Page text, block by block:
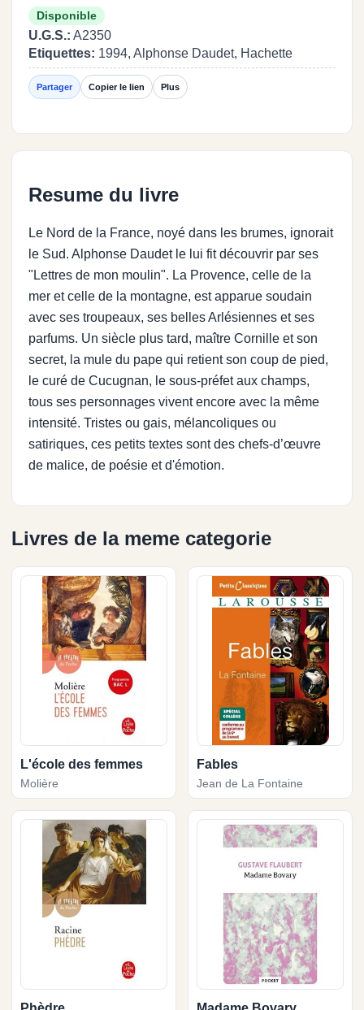
Disponible
U.G.S.: A2350
Etiquettes: 1994, Alphonse Daudet, Hachette
Partager Copier le lien Plus
Resume du livre
Le Nord de la France, noyé dans les brumes, ignorait
le Sud. Alphonse Daudet le lui fit découvrir par ses
"Lettres de mon moulin". La Provence, celle de la
mer et celle de la montagne, est apparue soudain
avec ses troupeaux, ses belles Arlésiennes et ses
parfums. Un siècle plus tard, maître Cornille et son
secret, la mule du pape qui retient son coup de pied,
le curé de Cucugnan, le sous-préfet aux champs,
tous ses personnages vivent encore avec la même
intensité. Tristes ou gais, mélancoliques ou
satiriques, ces petits textes sont des chefs-d’œuvre
de malice, de poésie et d'émotion.
Livres de la meme categorie
L'école des femmes
Molière
Fables
Jean de La Fontaine